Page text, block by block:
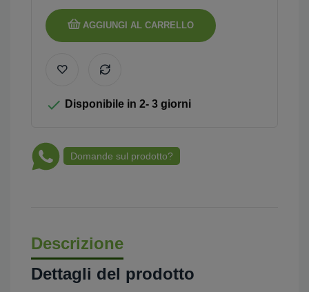
AGGIUNGI AL CARRELLO
 Disponibile in 2- 3 giorni
Domande sul prodotto?
Descrizione
Dettagli del prodotto